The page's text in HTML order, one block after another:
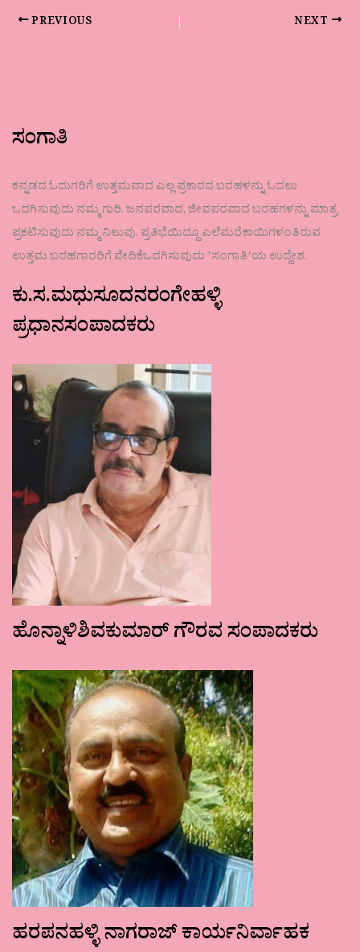
PREVIOUS NEXT
ಸಂಗಾತಿ
ಕನ್ನಡದ ಓದುಗರಿಗೆ ಉತ್ತಮವಾದ ಎಲ್ಲ ಪ್ರಕಾರದ ಬರಹಳನ್ನು ಓದಲು
ಒದಗಿಸುವುದು ನಮ್ಮ ಗುರಿ. ಜನಪರವಾದ, ಜೀವಪರವಾದ ಬರಹಗಳನ್ನು ಮಾತ್ರ
ಪ್ರಕಟಿಸುವುದು ನಮ್ಮ ನಿಲುವು. ಪ್ರತಿಭೆಯಿದ್ದೂ ಎಲೆಮರೆಕಾಯಿಗಳಂತಿರುವ
ಉತ್ತಮ ಬರಹಗಾರರಿಗೆ ವೇದಿಕೆಒದಗಿಸುವುದು ʼಸಂಗಾತಿʼಯ ಉದ್ದೇಶ.
ಕು.ಸ.ಮಧುಸೂದನರಂಗೇಹಳ್ಳಿ
ಪ್ರಧಾನಸಂಪಾದಕರು
ಹೊನ್ನಾಳಿಶಿವಕುಮಾರ್ ಗೌರವ ಸಂಪಾದಕರು
ಹರಪನಹಳ್ಳಿ ನಾಗರಾಜ್ ಕಾರ್ಯನಿರ್ವಾಹಕ